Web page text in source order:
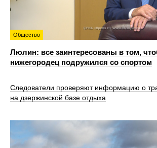
Общество
Люлин: все заинтересованы в том,
нижегородец подружился со спортом
Следователи проверяют информацию о
на дзержинской базе отдыха